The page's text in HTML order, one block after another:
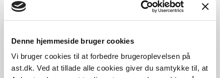
Denne hjemmeside bruger cookies
Vi bruger cookies til at forbedre brugeroplevelsen på
ast.dk. Ved at tillade alle cookies giver du samtykke til, at
omgørelserne i sager, der udspringer af en arbejdsulykke
Omgørelsesprocenten for sager, der udspringer af en